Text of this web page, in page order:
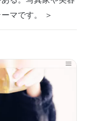
マです。 ＞